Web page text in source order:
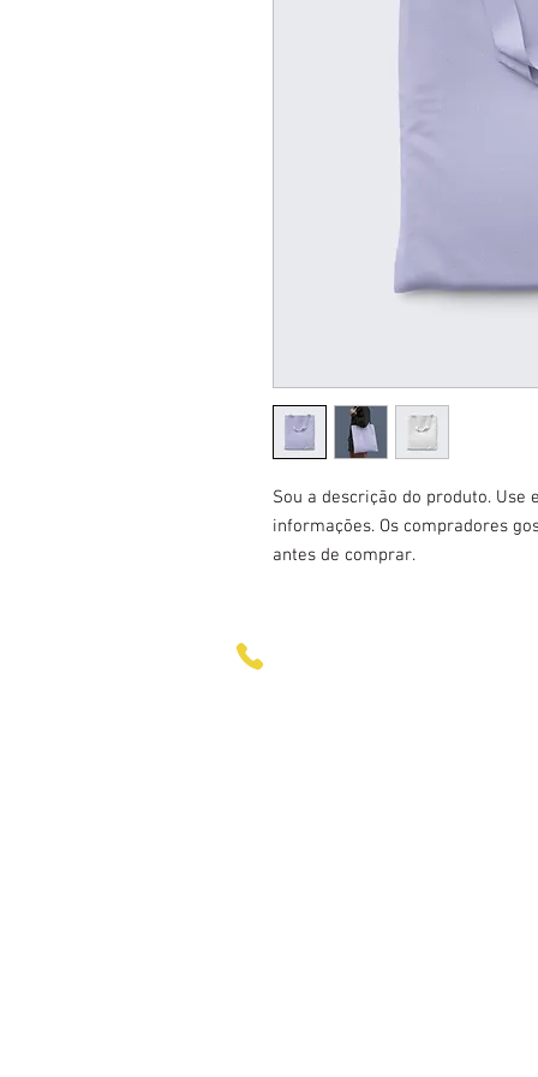
Sou a descrição do produto.
informações. Os compradores
antes de comprar.